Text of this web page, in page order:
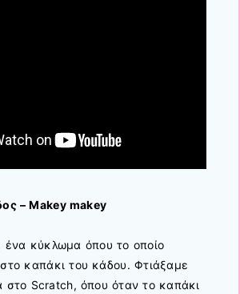
– Makey makey
ένα κύκλωμα όπου το οποίο
καπάκι του κάδου. Φτιάξαμε
στο Scratch, όπου όταν το καπάκι